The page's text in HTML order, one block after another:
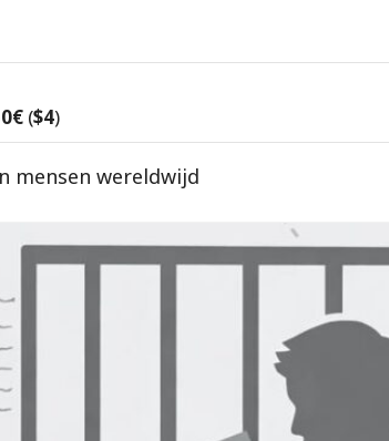
($4)
mensen wereldwijd